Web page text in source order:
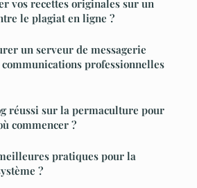
vos recettes originales sur un
le plagiat en ligne ?
un serveur de messagerie
professionnelles
réussi sur la permaculture pour
commencer ?
pratiques pour la
?